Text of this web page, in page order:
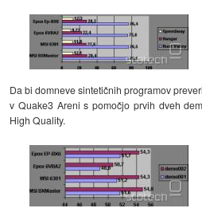
Da bi domneve sintetičnih programov
v Quake3 Areni s pomočjo prvih dveh
High Quality.